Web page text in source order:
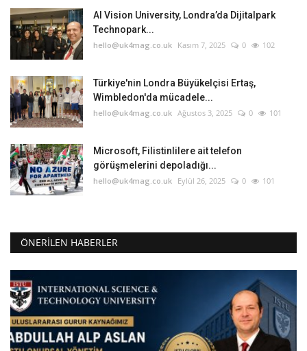
AI Vision University, Londra’da Dijitalpark
Technopark...
hello@uk4mag.co.uk Kasım 7, 2025 0 102
Türkiye'nin Londra Büyükelçisi Ertaş,
Wimbledon'da mücadele...
hello@uk4mag.co.uk Ağustos 3, 2025 0 101
Microsoft, Filistinlilere ait telefon
görüşmelerini depoladığı...
hello@uk4mag.co.uk Eylül 26, 2025 0 101
ÖNERILEN HABERLER